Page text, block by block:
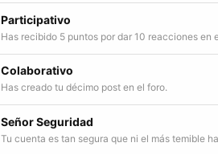
Participativo
Has recibido 5 puntos por dar 10 reacciones en
Colaborativo
Has creado tu décimo post en el foro.
Señor Seguridad
Tu cuenta es tan segura que ni el más temible